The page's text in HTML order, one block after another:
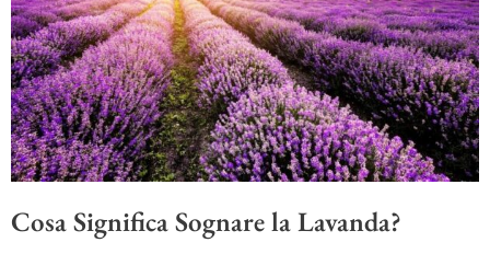
Cosa Significa Sognare la Lavanda?